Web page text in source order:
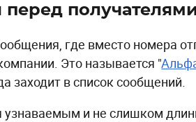
перед
где вместо номера
Это называется "
заходит в список сообщений.
узнаваемым и не слишком